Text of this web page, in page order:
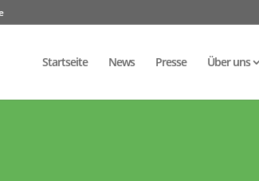
Startseite News Presse Über uns